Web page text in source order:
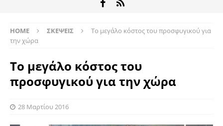
HOME ΣΚΕΨΕΙΣ
Το μεγάλο κόστος του προσφυγικού για
την χώρα
Το μεγάλο κόστος του
προσφυγικού για την χώρα
28 Μαρτίου 2016